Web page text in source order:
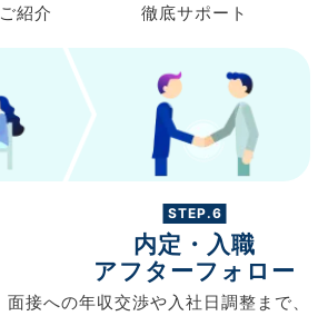
ご紹介
徹底サポート
面接への
STEP.6
内定・入職
アフターフォロー
年収交渉や入社日調整まで、